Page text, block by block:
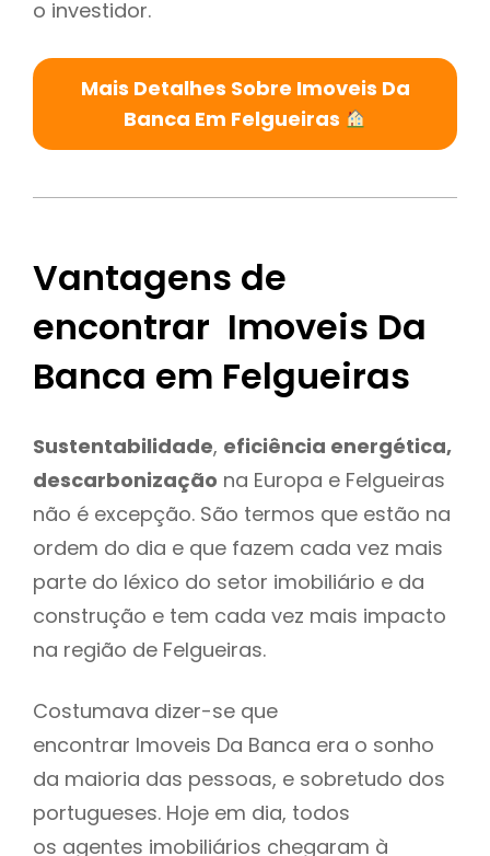
o investidor.
Mais Detalhes Sobre Imoveis Da
Banca Em Felgueiras
Vantagens de
encontrar Imoveis Da
Banca em Felgueiras
Sustentabilidade, eficiência energética,
descarbonização na Europa e Felgueiras
não é excepção. São termos que estão na
ordem do dia e que fazem cada vez mais
parte do léxico do setor imobiliário e da
construção e tem cada vez mais impacto
na região de Felgueiras.
Costumava dizer-se que
encontrar Imoveis Da Banca era o sonho
da maioria das pessoas, e sobretudo dos
portugueses. Hoje em dia, todos
os agentes imobiliários chegaram à